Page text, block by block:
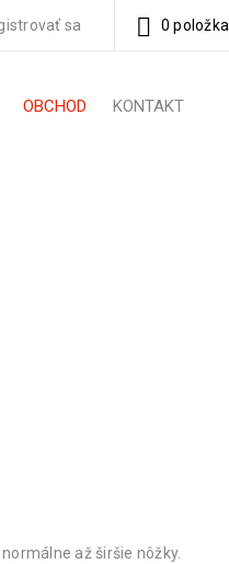
0 položka
sa
OBCHOD KONTAKT
až širšie nôžky.